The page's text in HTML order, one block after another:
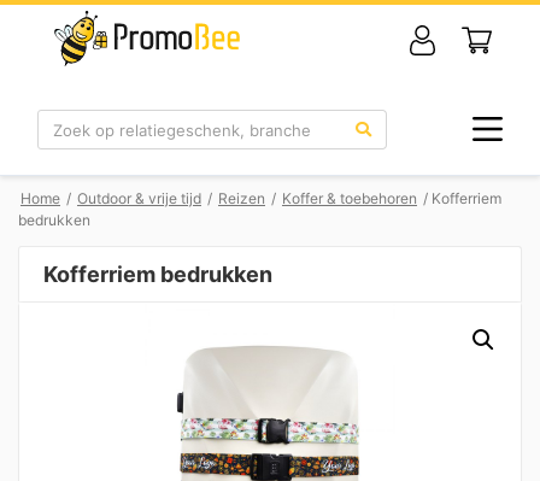
Zoek
Home / Outdoor & vrije tijd / Reizen / Koffer & toebehoren / Kofferriem
bedrukken
Kofferriem bedrukken